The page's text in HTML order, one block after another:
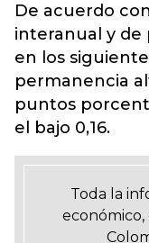
De acuerdo
interanual y de
en los
permanencia
puntos
el bajo 0,16.
Toda la